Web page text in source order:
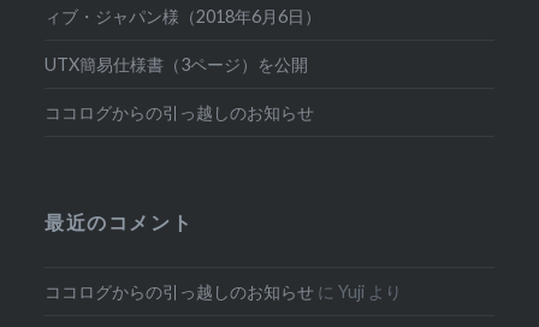
ィブ・ジャパン様（2018年6月6日）
UTX簡易仕様書（3ページ）を公開
ココログからの引っ越しのお知らせ
最近のコメント
ココログからの引っ越しのお知らせ にYuji より